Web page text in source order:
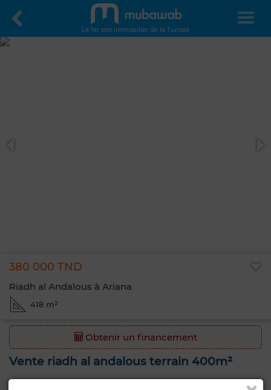
Le 1er site immobilier de la Tunisie
380 000 TND
Riadh al Andalous à Ariana
418 m²
Obtenir un financement
Vente riadh al andalous terrain 400m²
ennasr homing met en vente un terrain dans un quartier